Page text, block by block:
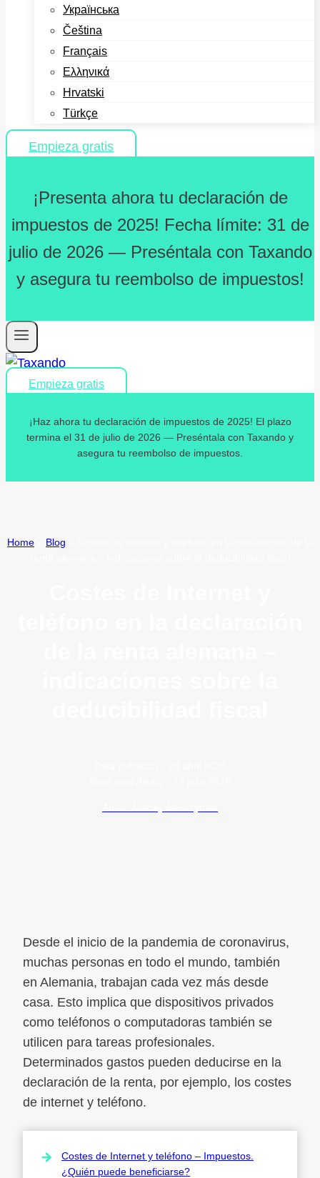
Українська
Čeština
Français
Ελληνικά
Hrvatski
Türkçe
Empieza gratis
¡Presenta ahora tu declaración de
impuestos de 2025! Fecha límite: 31 de
julio de 2026 — Preséntala con Taxando
y asegura tu reembolso de impuestos!
Empieza gratis
¡Haz ahora tu declaración de impuestos de 2025! El plazo
termina el 31 de julio de 2026 — Preséntala con Taxando y
asegura tu reembolso de impuestos.
Home Blog
Desde el inicio de la pandemia de coronavirus,
muchas personas en todo el mundo, también
en Alemania, trabajan cada vez más desde
casa. Esto implica que dispositivos privados
como teléfonos o computadoras también se
utilicen para tareas profesionales.
Determinados gastos pueden deducirse en la
declaración de la renta, por ejemplo, los costes
de internet y teléfono.
Costes de Internet y teléfono – Impuestos.
¿Quién puede beneficiarse?